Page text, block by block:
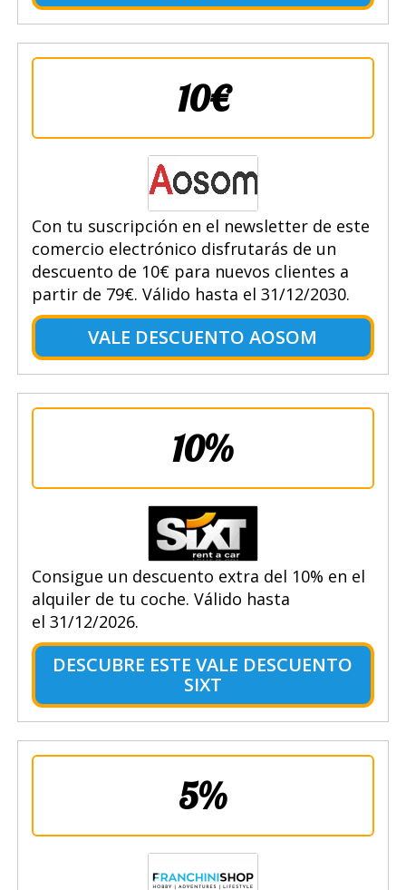
10€
Con tu suscripción en el newsletter de este
comercio electrónico disfrutarás de un
descuento de 10€ para nuevos clientes a
partir de 79€. Válido hasta el 31/12/2030.
VALE DESCUENTO AOSOM
10%
Consigue un descuento extra del 10% en el
alquiler de tu coche. Válido hasta
el 31/12/2026.
DESCUBRE ESTE VALE DESCUENTO
SIXT
5%